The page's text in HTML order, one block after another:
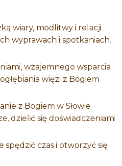
wiary, modlitwy i relacji.
wyprawach i spotkaniach.
wzajemnego wsparcia
więzi z Bogiem
z Bogiem w Słowie
dzielić się doświadczeniami
spędzić czas i otworzyć się